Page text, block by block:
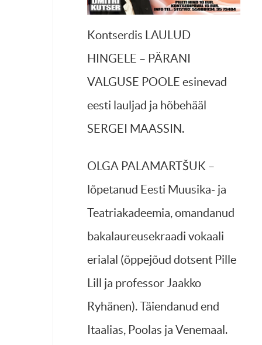
Kontserdis LAULUD
HINGELE – PÄRANI
VALGUSE POOLE esinevad
eesti lauljad ja hõbehääl
SERGEI MAASSIN.
OLGA PALAMARTŠUK –
lõpetanud Eesti Muusika- ja
Teatriakadeemia, omandanud
bakalaureusekraadi vokaali
erialal (õppejõud dotsent Pille
Lill ja professor Jaakko
Ryhänen). Täiendanud end
Itaalias, Poolas ja Venemaal.